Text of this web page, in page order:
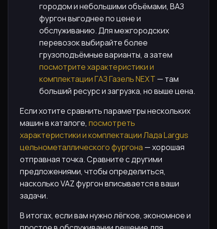
городом и небольшими объёмами, ВАЗ
фургон выгоднее по цене и
обслуживанию. Для межгородских
перевозок выбирайте более
грузоподъёмные варианты, а затем
посмотрите характеристики и
комплектации ГАЗ Газель NEXT — там
больший ресурс и загрузка, но выше цена.
Если хотите сравнить параметры нескольких
машин в каталоге, посмотреть
характеристики и комплектации Лада Largus
цельнометаллического фургона — хорошая
отправная точка. Сравните с другими
предложениями, чтобы определиться,
насколько VAZ фургон вписывается в ваши
задачи.
В итогах, если вам нужно лёгкое, экономное и